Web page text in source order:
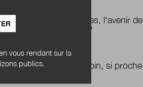
Les territoires, l'avenir de
l'éducation?
L’avenir, si loin, si proche
vous rendant sur la
publics.